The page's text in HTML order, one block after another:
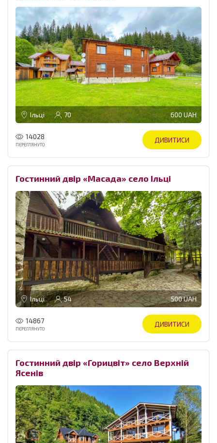
Ільці 70 600 UAH
14028
ПЕРЕГЛЯНУТО
ДИВИТИСИ
Гостинний двір «Масада» село Ільці
Ільці 54 500 UAH
14867
ПЕРЕГЛЯНУТО
ДИВИТИСИ
Гостинний двір «Горицвіт» село Верхній
Ясенів